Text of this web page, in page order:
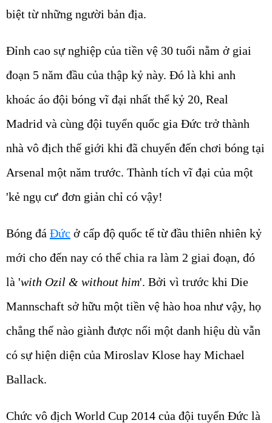
biệt từ những người bản địa.
Đỉnh cao sự nghiệp của tiền vệ 30 tuổi nằm ở giai
đoạn 5 năm đầu của thập kỷ này. Đó là khi anh
khoác áo đội bóng vĩ đại nhất thể kỷ 20, Real
Madrid và cùng đội tuyển quốc gia Đức trở thành
nhà vô địch thế giới khi đã chuyển đến chơi bóng tại
Arsenal một năm trước. Thành tích vĩ đại của một
'kẻ ngụ cư' đơn giản chỉ có vậy!
Bóng đá Đức ở cấp độ quốc tế từ đầu thiên nhiên kỷ
mới cho đến nay có thể chia ra làm 2 giai đoạn, đó
là 'with Ozil & without him'. Bởi vì trước khi Die
Mannschaft sở hữu một tiền vệ hào hoa như vậy, họ
chẳng thể nào giành được nổi một danh hiệu dù vẫn
có sự hiện diện của Miroslav Klose hay Michael
Ballack.
Chức vô địch World Cup 2014 của đội tuyển Đức là